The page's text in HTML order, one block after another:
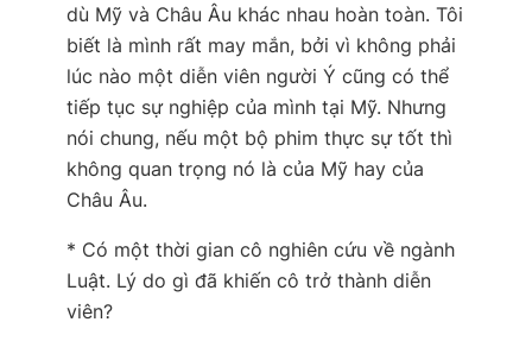
dù Mỹ và Châu Âu khác nhau hoàn toàn. Tôi
biết là mình rất may mắn, bởi vì không phải
lúc nào một diễn viên người Ý cũng có thể
tiếp tục sự nghiệp của mình tại Mỹ. Nhưng
nói chung, nếu một bộ phim thực sự tốt thì
không quan trọng nó là của Mỹ hay của
Châu Âu.
* Có một thời gian cô nghiên cứu về ngành
Luật. Lý do gì đã khiến cô trở thành diễn
viên?